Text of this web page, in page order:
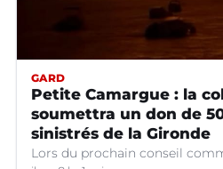
GARD
Petite Camargue : la
soumettra un don de
sinistrés de la Gironde
Lors du prochain conseil